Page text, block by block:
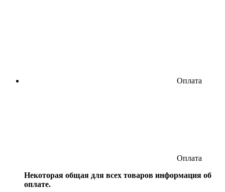
Оплата
Оплата
Некоторая общая для всех товаров информация об
оплате.